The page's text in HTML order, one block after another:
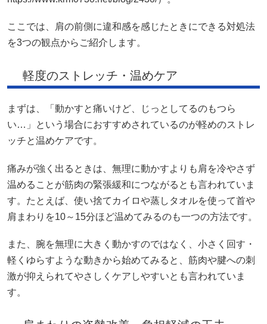
ここでは、肩の前側に違和感を感じたときにできる対処法
を3つの観点からご紹介します。
軽度のストレッチ・温めケア
まずは、「動かすと痛いけど、じっとしてるのもつら
い…」という場合におすすめされているのが軽めのストレ
ッチと温めケアです。
痛みが強く出るときは、無理に動かすよりも肩を冷やさず
温めることが筋肉の緊張緩和につながるとも言われていま
す。たとえば、使い捨てカイロや蒸しタオルを使って首や
肩まわりを10～15分ほど温めてみるのも一つの方法です。
また、腕を無理に大きく動かすのではなく、小さく回す・
軽くゆらすような動きから始めてみると、筋肉や腱への刺
激が抑えられてやさしくケアしやすいとも言われていま
す。